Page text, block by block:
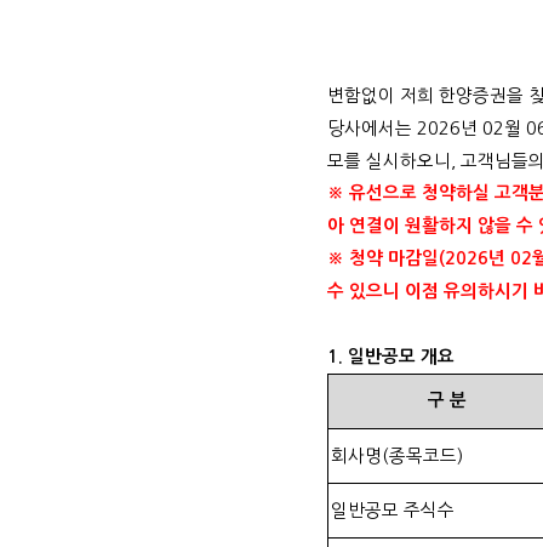
변함없이 저희 한양증권을
당사에서는 2026 년 02 월
모를 실시하오니
고객님들
※ 유선으로 청약하실 고객
아 연결이 원활하지 않을 수
※ 청약 마감일 (2026년 02
수 있으니 이점 유의하시기
1. 일반공모 개요
구 분
회사명 (종목코드)
일반공모 주식수